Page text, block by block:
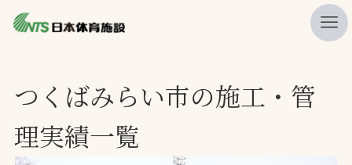
ニュース
プレスリリース
つくばみらい市の施工・管
理実績一覧